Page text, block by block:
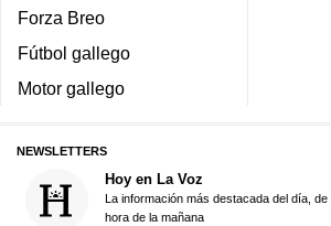
Forza Breo
Fútbol gallego
Motor gallego
NEWSLETTERS
Hoy en La Voz
La información más destacada del día,
hora de la mañana